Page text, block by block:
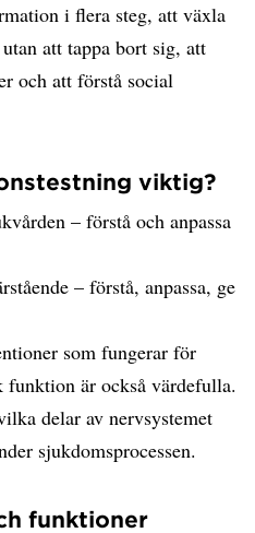
i flera steg, att växla
att tappa bort sig, att
och att förstå social
viktig?
– förstå och anpassa
– förstå, anpassa, ge
som fungerar för
är också värdefulla.
delar av nervsystemet
sjukdomsprocessen.
funktioner